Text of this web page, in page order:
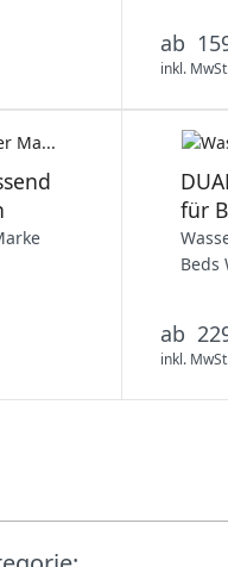
ab
inkl.
für
Beds
ab
inkl.